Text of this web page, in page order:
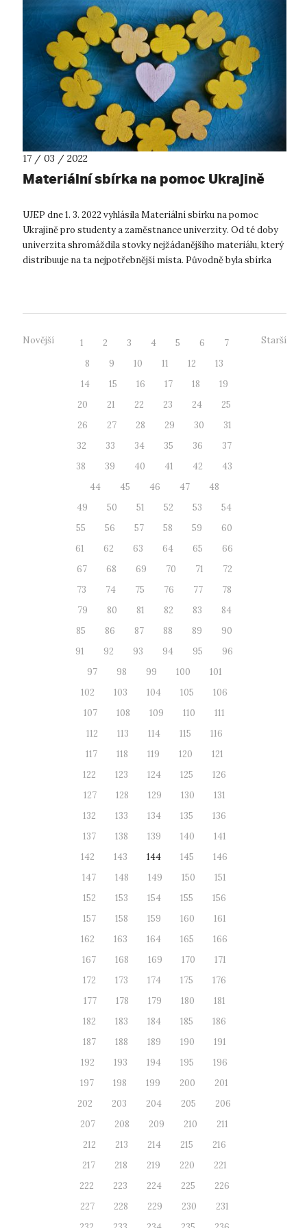
17 / 03 / 2022
Materiální sbírka na pomoc Ukrajině
UJEP dne 1. 3. 2022 vyhlásila Materiální sbírku na pomoc
Ukrajině pro studenty a zaměstnance univerzity. Od té doby
univerzita shromáždila stovky nejžádanějšího materiálu, který
distribuuje na ta nejpotřebnější místa. Původně byla sbírka
Novější 1 2 3 4 5 6
7
8
9 10 11 12
13
14
15 16 17 18
19
20
21 22 23 24
25
26
27 28 29 30
31
32
33 34 35 36
37
38
39 40 41 42
43
44
45 46 47
48
49
50 51 52 53
54
55
56 57 58 59
60
61
62 63 64 65
66
67
68 69 70 71
72
73
74 75 76 77
78
79
80 81 82 83
84
85
86 87 88 89
90
91
92 93 94 95
96
97
98 99 100
101
102
103 104 105
106
107
108 109 110
111
112
113 114 115
116
117
118 119 120
121
122
123 124 125
126
127
128 129 130
131
132
133 134 135
136
137
138 139 140
141
142
143 144 145
146
147
148 149 150
151
152
153 154 155
156
157
158 159 160
161
162
163 164 165
166
167
168 169 170
171
172
173 174 175
176
177
178 179 180
181
182
183 184 185
186
187
188 189 190
191
192
193 194 195
196
197
198 199 200
201
202
203 204 205
206
207
208 209 210
211
212
213 214 215
216
217
218 219 220
221
222
223 224 225
226
227
228 229 230
231
Starší